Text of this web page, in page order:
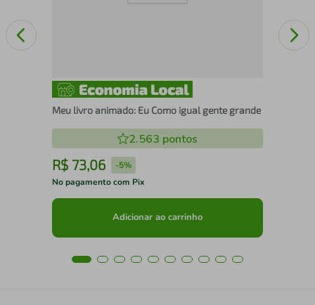
Meu livro animado: Eu Como igual gente grande
2.563 pontos
R$ 73,06 -5%
No pagamento com Pix
Adicionar ao carrinho